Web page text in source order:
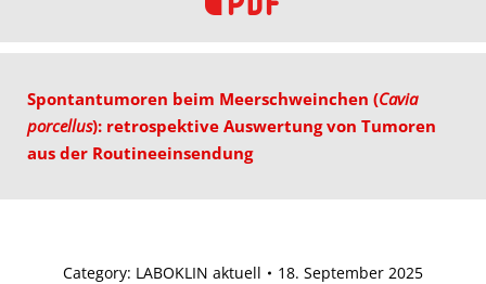
Spontantumoren beim Meerschweinchen (Cavia
porcellus): retrospektive Auswertung von Tumoren
aus der Routineeinsendung
Category: LABOKLIN aktuell 18. September 2025